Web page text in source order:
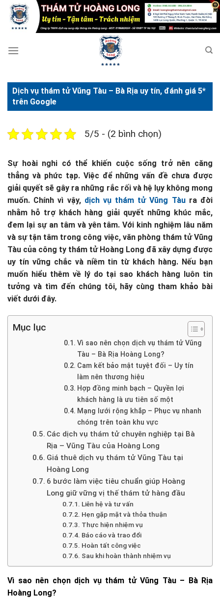
qua
Dịch vụ thám tử Vũng Tàu – Bà Rịa uy tín, đánh giá 5*
trên Google
5/5 - (2 bình chọn)
Sự hoài nghi có thể khiến cuộc sống trở nên căng
thẳng và phức tạp. Việc để những vấn đề chưa được
giải quyết sẽ gây ra những rắc rối và hệ lụy không mong
muốn. Chính vì vậy, dịch vụ thám tử Vũng Tàura đời
nhằm hỗ trợ khách hàng giải quyết những khúc mắc,
đem lại sự an tâm và yên tâm. Với kinh nghiệm lâu năm
và sự tận tâm trong công việc, văn phòng thám tử Vũng
Tàu của công ty thám tử Hoàng Long đã xây dựng được
uy tín vững chắc và niềm tin từ khách hàng. Nếu bạn
muốn hiểu thêm về lý do tại sao khách hàng luôn tin
tưởng và tìm đến chúng tôi, hãy cùng tham khảo bài
viết dưới đây.
Mục lục
Vì sao nên chọn dịch vụ thám tử Vũng
Tàu – Bà Rịa Hoàng Long?
Cam kết bảo mật tuyệt đối – Uy tín
làm nên thương hiệu
Hợp đồng minh bạch – Quyền lợi
khách hàng là ưu tiên số một
Mạng lưới rộng khắp – Phục vụ nhanh
chóng trên toàn khu vực
Các dịch vụ thám tử chuyên nghiệp tại Bà
Rịa – Vũng Tàu của Hoàng Long
Giá thuê dịch vụ thám tử Vũng Tàu tại
Hoàng Long
6 bước làm việc tiêu chuẩn giúp Hoàng
Long giữ vững vị thế thám tử hàng đầu
Liên hệ và tư vấn
Hẹn gặp mặt và thỏa thuận
Thực hiện nhiệm vụ
Báo cáo và trao đổi
Hoàn tất công việc
Sau khi hoàn thành nhiệm vụ
Vì sao nên chọn dịch vụ thám tử Vũng Tàu – Bà Rịa
Hoàng Long?